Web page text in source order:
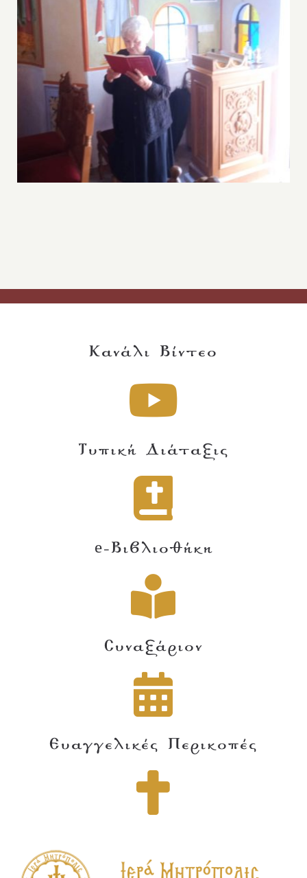
Κανάλι Βίντεο
Τυπική Διάταξις
e-Βιβλιοθήκη
Συναξάριον
Ευαγγελικές Περικοπές